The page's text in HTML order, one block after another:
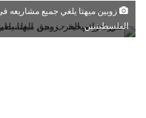
زوبين ميهتا يلغي جميع مشاريعه
الفلسطينيين